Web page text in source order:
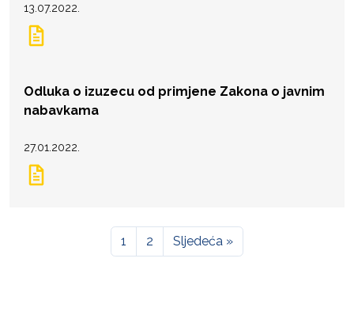
13.07.2022.
Odluka o izuzecu od primjene Zakona o javnim
nabavkama
27.01.2022.
1 2 Sljedeća »